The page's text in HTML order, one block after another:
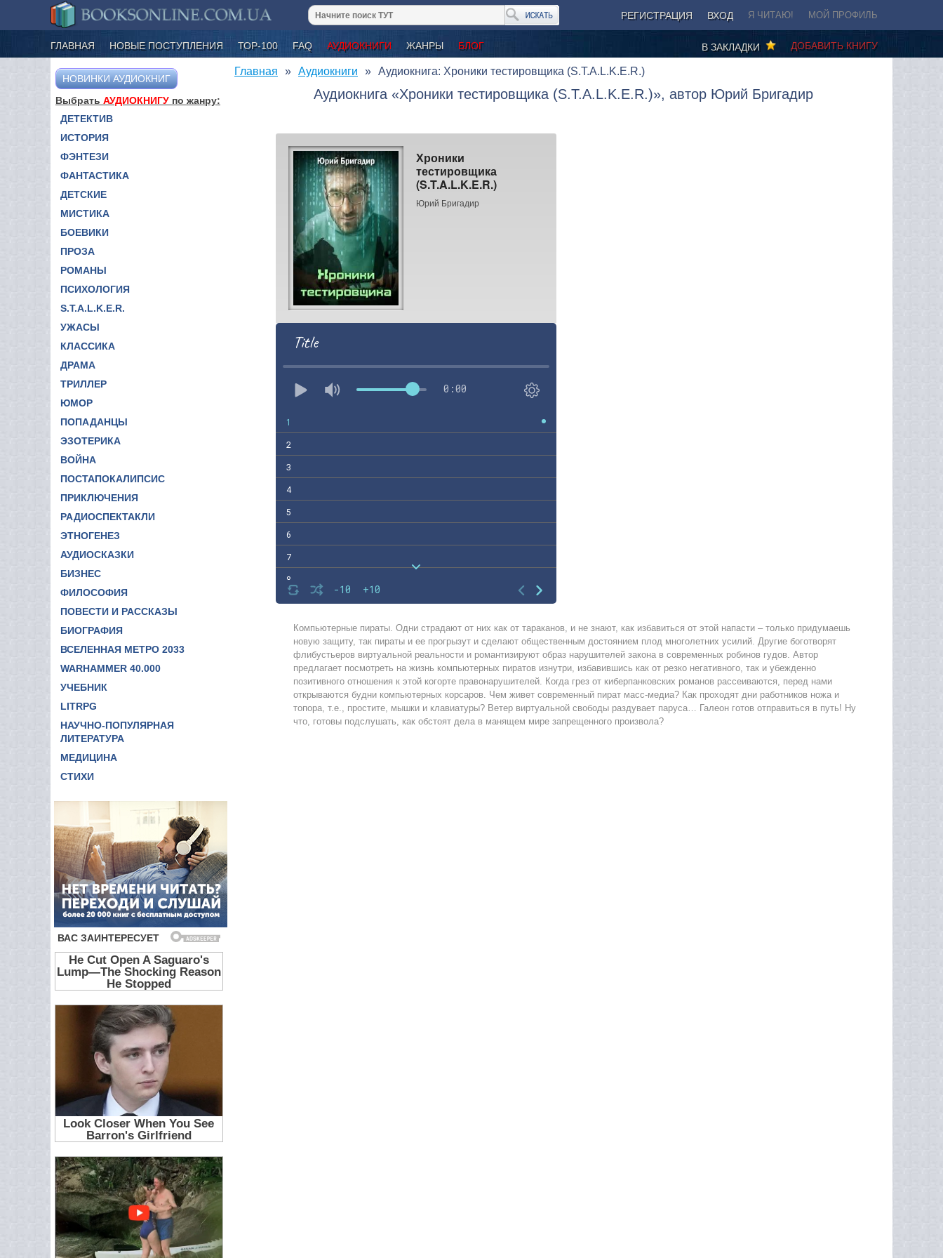
РЕГИСТРАЦИЯ ВХОД Я ЧИТАЮ! МОЙ ПРОФИЛЬ
ГЛАВНАЯ НОВЫЕ ПОСТУПЛЕНИЯ ТОР-100 FAQ АУДИОКНИГИ ЖАНРЫ БЛОГ ДОБАВИТЬ КНИГУ
В ЗАКЛАДКИ
НОВИНКИ АУДИОКНИГ
Выбрать АУДИОКНИГУ по жанру:
ДЕТЕКТИВ
ИСТОРИЯ
ФЭНТЕЗИ
ФАНТАСТИКА
ДЕТСКИЕ
МИСТИКА
БОЕВИКИ
ПРОЗА
РОМАНЫ
ПСИХОЛОГИЯ
S.T.A.L.K.E.R.
УЖАСЫ
КЛАССИКА
ДРАМА
ТРИЛЛЕР
ЮМОР
ПОПАДАНЦЫ
ЭЗОТЕРИКА
ВОЙНА
ПОСТАПОКАЛИПСИС
ПРИКЛЮЧЕНИЯ
РАДИОСПЕКТАКЛИ
ЭТНОГЕНЕЗ
АУДИОСКАЗКИ
БИЗНЕС
ФИЛОСОФИЯ
ПОВЕСТИ И РАССКАЗЫ
БИОГРАФИЯ
ВСЕЛЕННАЯ МЕТРО 2033
WARHAMMER 40.000
УЧЕБНИК
LITRPG
НАУЧНО-ПОПУЛЯРНАЯ
ЛИТЕРАТУРА
МЕДИЦИНА
СТИХИ
Главная Аудиокниги Аудиокнига: Хроники тестировщика (S.T.A.L.K.E.R.)
Аудиокнига «Хроники тестировщика (S.T.A.L.K.E.R.)», автор Юрий Бригадир
Хроники
тестировщика
(S.T.A.L.K.E.R.)
Юрий Бригадир
Title
0:00
-10 +10
1
2
3
4
5
6
7
8
9
10
11
Компьютерные пираты. Одни страдают от них как от тараканов, и не знают, как избавиться от этой напасти – только придумаешь
новую защиту, так пираты и ее прогрызут и сделают общественным достоянием плод многолетних усилий. Другие боготворят
флибустьеров виртуальной реальности и романтизируют образ нарушителей закона в современных робинов гудов. Автор
предлагает посмотреть на жизнь компьютерных пиратов изнутри, избавившись как от резко негативного, так и убежденно
позитивного отношения к этой когорте правонарушителей. Когда грез от киберпанковских романов рассеиваются, перед нами
открываются будни компьютерных корсаров. Чем живет современный пират масс-медиа? Как проходят дни работников ножа и
топора, т.е., простите, мышки и клавиатуры? Ветер виртуальной свободы раздувает паруса… Галеон готов отправиться в путь! Ну
что, готовы подслушать, как обстоят дела в манящем мире запрещенного произвола?